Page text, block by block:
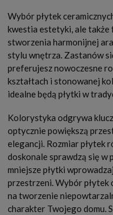
Wybór płytek
kwestia estetyki, ale także
stworzenia harmonijnej
stylu wnętrza. Zastanów
preferujesz nowoczesne
kształtach i stonowanej
idealne będą płytki w
Kolorystyka odgrywa
optycznie powiększą
elegancji. Rozmiar płytek
doskonale sprawdzą się w
mniejsze płytki
przestrzeni. Wybór płytek
na tworzenie
charakter Twojego domu.